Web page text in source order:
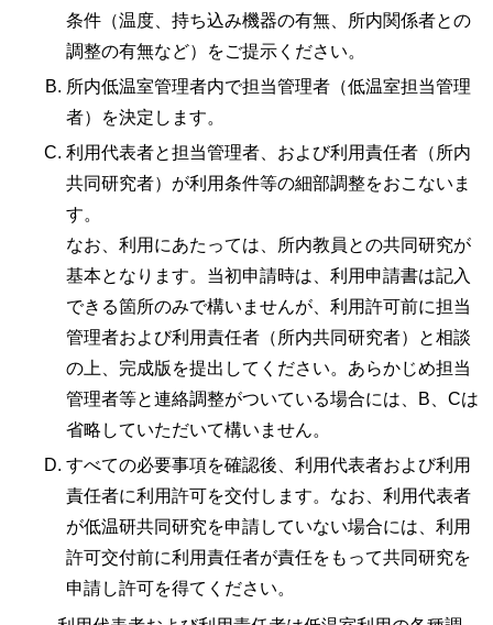
条件（温度、持ち込み機器の有無、所内関係者との
調整の有無など）をご提示ください。
所内低温室管理者内で担当管理者（低温室担当管理
者）を決定します。
利用代表者と担当管理者、および利用責任者（所内
共同研究者）が利用条件等の細部調整をおこないま
す。
なお、利用にあたっては、所内教員との共同研究が
基本となります。当初申請時は、利用申請書は記入
できる箇所のみで構いませんが、利用許可前に担当
管理者および利用責任者（所内共同研究者）と相談
の上、完成版を提出してください。あらかじめ担当
管理者等と連絡調整がついている場合には、B、Cは
省略していただいて構いません。
すべての必要事項を確認後、利用代表者および利用
責任者に利用許可を交付します。なお、利用代表者
が低温研共同研究を申請していない場合には、利用
許可交付前に利用責任者が責任をもって共同研究を
申請し許可を得てください。